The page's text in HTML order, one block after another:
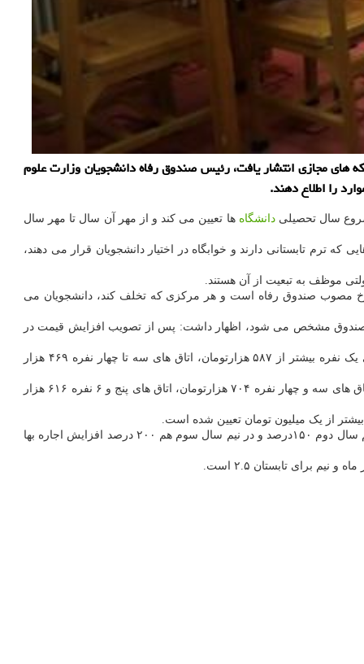
های مجازی انتشار یافت، رئیس صندوق رفاه دانشجویان وزارت علوم
را اطلاع دهند.
شروع سال تحصیلیدانشگاه ها تعیین می کند و از مهر آن سال تا مهر سال
۱۴۰۱ هم تعیین شده است و این نرخ برای دانشگاه هایی که ترم تابستانی دارند و خوابگاه در اختیار دانشجویان قرار می دهند،
موظف به تبعیت از آن هستند.
نرخ مصوب صندوق رفاه است و هر مرکزی که تخلف کند، دانشجویان می
این که نرخ اجاره بها برای ترم پیش رو و همینطور ژتون تغذیه در جلسه ۱۶ شهریور هیات امنای صندوق مشخص می شود، اظهار داشت: پس از تصویب افزایش قیمت در
عکس به نقل از ایسنا، بنا بر اعلام صندوق رفاه دانشجویان اجاره بهای خوابگاه های روزانه مجردی در سطوح یک و دو برای اتاق های یک نفره بیشتر از ۵۸۷ هزارتومان، اتاق های سه تا چهار نفره ۴۶۹ هزار
همینطور نرخ اجاره بهای خوابگاه های مجردی دانشجویان نوبت دوم یا شبانه برای سطوح یک و دو در اتاق های یک و دو نفره بیشتر از ۸۸۰ هزارتومان، اتاق های سه و چهار نفره ۷۰۴ هزارتومان، اتاق های پنج و ۶ نفره ۶۱۶ هزار
همینطور برای دانشجویان با سنوات اضافه مبالغ فوق افزایش خواهد یافت، در واقع دانشجویان سنوات اضافه در نیم سال اول به میزان صد درصد، در نیم سال دوم ۱۵۰درصد و در نیم سال سوم هم ۲۰۰ درصد افزایش اجاره بها